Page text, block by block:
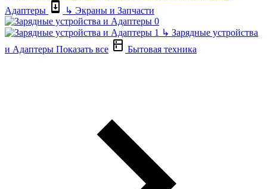
Адаптеры
↳ Экраны и Запчасти
↳ Зарядные устройства
и Адаптеры Показать все Бытовая техника